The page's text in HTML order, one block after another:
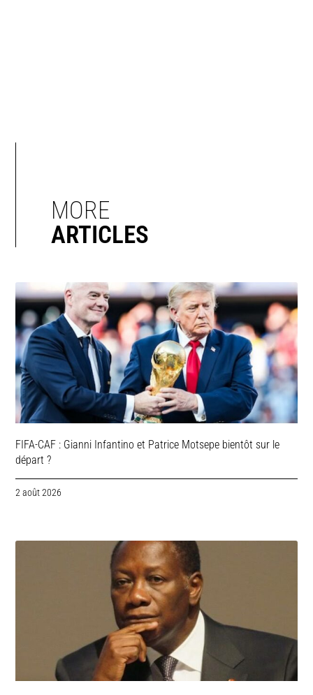
MORE
ARTICLES
FIFA-CAF : Gianni Infantino et Patrice Motsepe bientôt sur le
départ ?
2 août 2026